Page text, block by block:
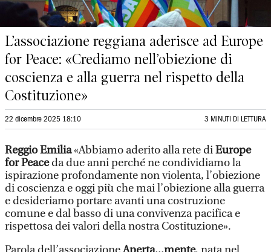
L’associazione reggiana aderisce ad Europe
for Peace: «Crediamo nell’obiezione di
coscienza e alla guerra nel rispetto della
Costituzione»
22 dicembre 2025 18:10 3 MINUTI DI LETTURA
Reggio Emilia«Abbiamo aderito alla rete diEurope
for Peaceda due anni perché ne condividiamo la
ispirazione profondamente non violenta, l’obiezione
di coscienza e oggi più che mai l’obiezione alla guerra
e desideriamo portare avanti una costruzione
comune e dal basso di una convivenza pacifica e
rispettosa dei valori della nostra Costituzione».